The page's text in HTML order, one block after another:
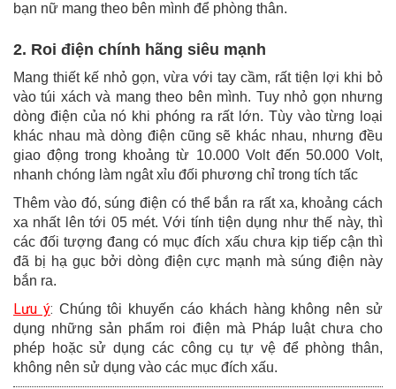
bạn nữ mang theo bên mình để phòng thân.
2. Roi điện chính hãng siêu mạnh
Mang thiết kế nhỏ gọn, vừa với tay cầm, rất tiện lợi khi bỏ
vào túi xách và mang theo bên mình. Tuy nhỏ gọn nhưng
dòng điện của nó khi phóng ra rất lớn. Tùy vào từng loại
khác nhau mà dòng điện cũng sẽ khác nhau, nhưng đều
giao động trong khoảng từ 10.000 Volt đến 50.000 Volt,
nhanh chóng làm ngât xỉu đối phương chỉ trong tích tấc
Thêm vào đó, súng điện có thể bắn ra rất xa, khoảng cách
xa nhất lên tới 05 mét. Với tính tiện dụng như thế này, thì
các đối tượng đang có mục đích xấu chưa kịp tiếp cận thì
đã bị hạ gục bởi dòng điện cực mạnh mà súng điện này
bắn ra.
Lưu ý: Chúng tôi khuyến cáo khách hàng không nên sử
dụng những sản phẩm roi điện mà Pháp luật chưa cho
phép hoặc sử dụng các công cụ tự vệđể phòng thân,
không nên sử dụng vào các mục đích xấu.